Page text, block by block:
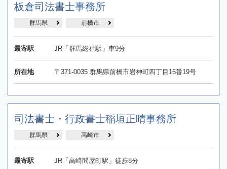
板倉司法書士事務所
群馬県 前橋市
最寄駅 JR「群馬総社駅」車9分
所在地 〒371-0035 群馬県前橋市岩神町四丁目16番19号
司法書士・行政書士稲垣正晴事務所
群馬県 高崎市
最寄駅 JR「高崎問屋町駅」徒歩8分